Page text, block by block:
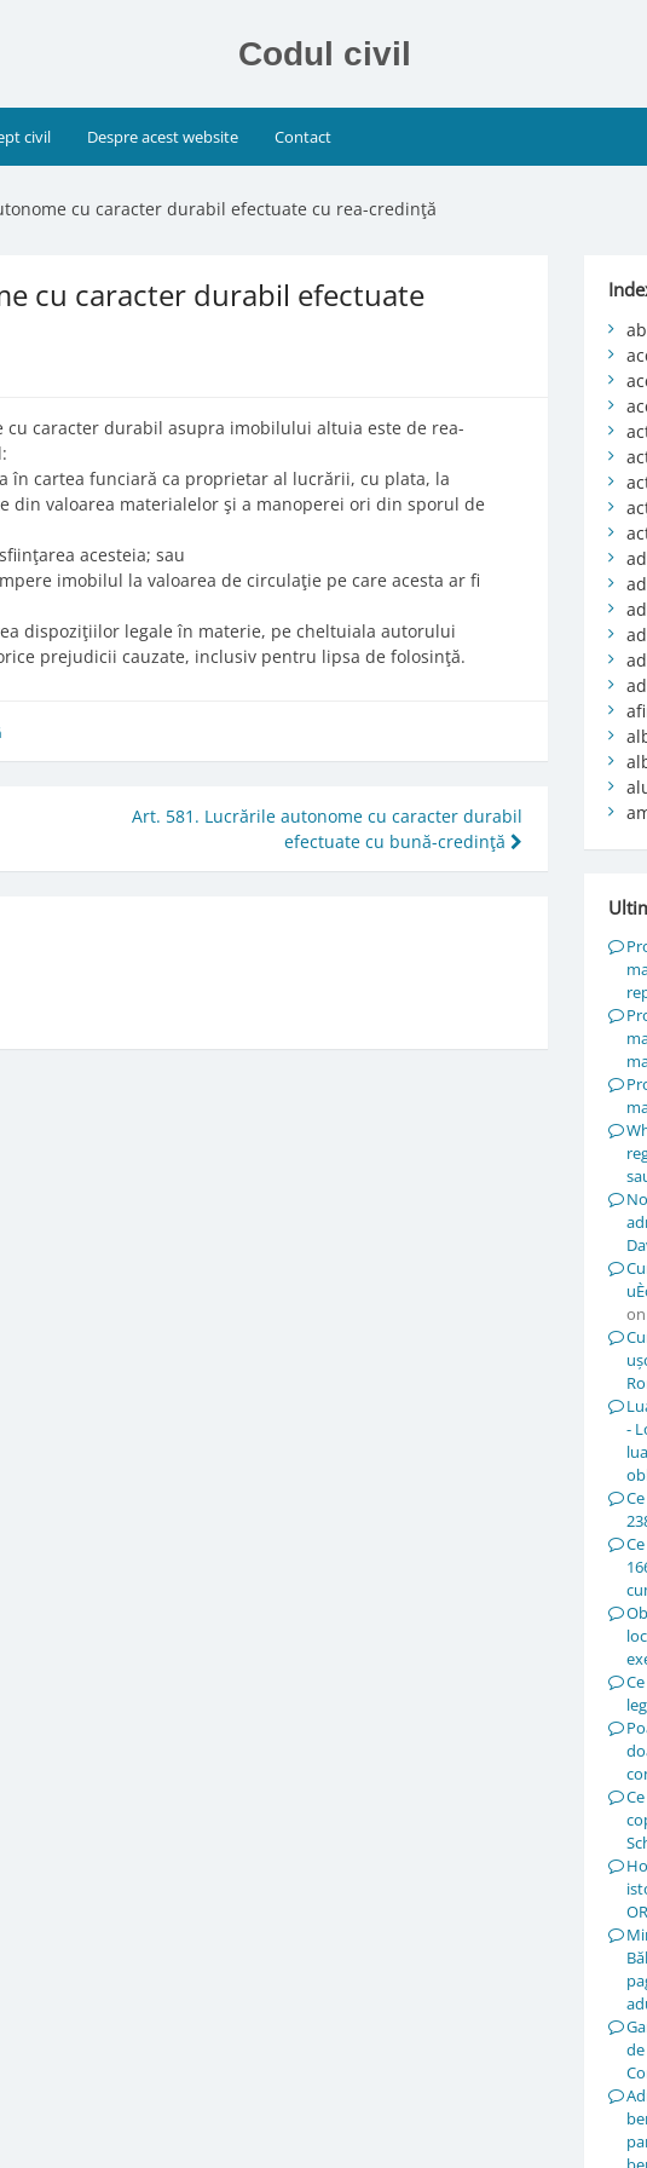
Codul civil
civil Despre acest website Contact
cu caracter durabil efectuate cu rea-credinţă
cu caracter durabil efectuate
caracter durabil asupra imobilului altuia este de rea-
în cartea funciară ca proprietar al lucrării, cu plata, la
din valoarea materialelor şi a manoperei ori din sporul de
acesteia; sau
imobilul la valoarea de circulaţie pe care acesta ar fi
dispoziţiilor legale în materie, pe cheltuiala autorului
prejudicii cauzate, inclusiv pentru lipsa de folosinţă.
Art. 581. Lucrările autonome cu caracter durabil
efectuate cu bună-credinţă
on
-